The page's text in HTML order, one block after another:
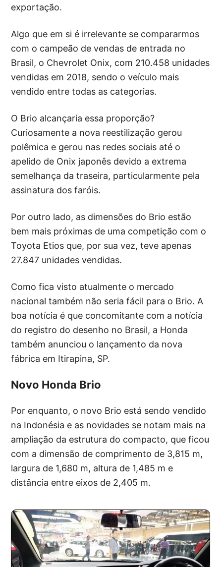
exportação.
Algo que em si é irrelevante se compararmos
com o campeão de vendas de entrada no
Brasil, o Chevrolet Onix, com 210.458 unidades
vendidas em 2018, sendo o veículo mais
vendido entre todas as categorias.
O Brio alcançaria essa proporção?
Curiosamente a nova reestilização gerou
polêmica e gerou nas redes sociais até o
apelido de Onix japonês devido a extrema
semelhança da traseira, particularmente pela
assinatura dos faróis.
Por outro lado, as dimensões do Brio estão
bem mais próximas de uma competição com o
Toyota Etios que, por sua vez, teve apenas
27.847 unidades vendidas.
Como fica visto atualmente o mercado
nacional também não seria fácil para o Brio. A
boa notícia é que concomitante com a notícia
do registro do desenho no Brasil, a Honda
também anunciou o lançamento da nova
fábrica em Itirapina, SP.
Novo Honda Brio
Por enquanto, o novo Brio está sendo vendido
na Indonésia e as novidades se notam mais na
ampliação da estrutura do compacto, que ficou
com a dimensão de comprimento de 3,815 m,
largura de 1,680 m, altura de 1,485 m e
distância entre eixos de 2,405 m.